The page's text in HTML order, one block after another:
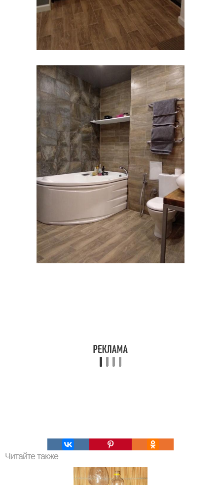
Читайте также